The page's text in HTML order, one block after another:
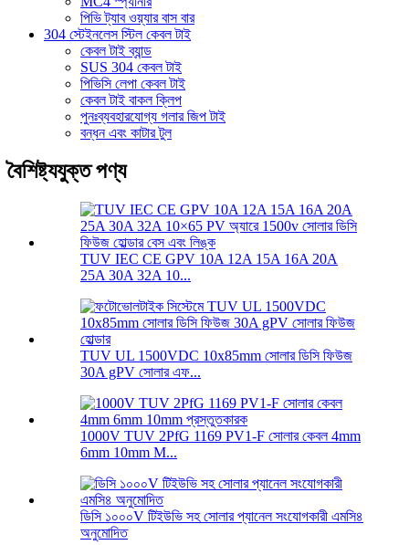
পিভি ট্যাব ওয়্যার বাস বার
304 স্টেইনলেস স্টিল কেবল টাই
কেবল টাই ব্যান্ড
SUS 304 কেবল টাই
পিভিসি লেপা কেবল টাই
কেবল টাই বাকল ক্লিপ
পুনঃব্যবহারযোগ্য গলার জিপ টাই
বন্ধন এবং কাটার টুল
বৈশিষ্ট্যযুক্ত পণ্য
TUV IEC CE GPV 10A 12A 15A 16A 20A
25A 30A 32A 10...
TUV UL 1500VDC 10x85mm সোলার ডিসি ফিউজ
30A gPV সোলার এফ...
1000V TUV 2PfG 1169 PV1-F সোলার কেবল 4mm
6mm 10mm M...
ডিসি ১০০০V টিইউভি সহ সোলার প্যানেল সংযোগকারী এমসি৪
অনুমোদিত